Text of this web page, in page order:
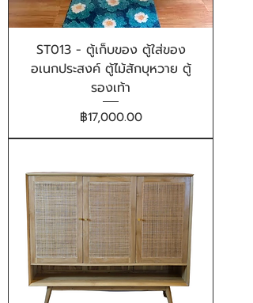
ST013 - ตู้เก็บของ ตู้ใส่ของ
อเนกประสงค์ ตู้ไม้สักบุหวาย ตู้
รองเท้า
ราคา
฿17,000.00